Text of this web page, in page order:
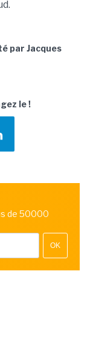
par Jacques
le !
de 50000
OK